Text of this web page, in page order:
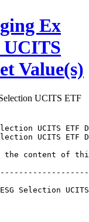
Ex
UCITS
Value(s)
UCITS ETF
UCITS ETF
UCITS
content of
Selection